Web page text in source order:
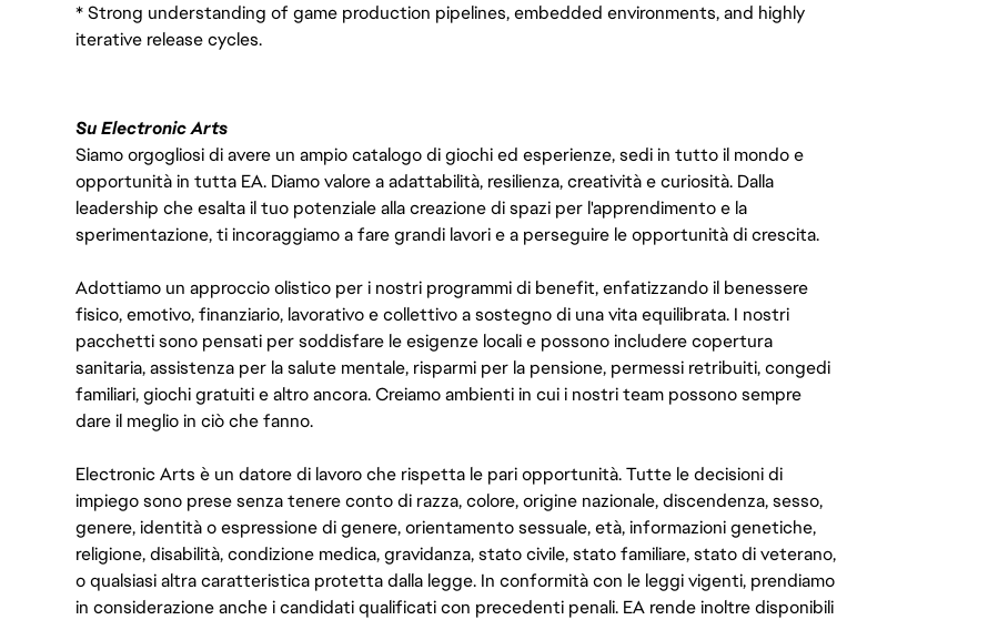
* Strong understanding of game production pipelines, embedded environments, and highly
iterative release cycles.
Su Electronic Arts
Siamo orgogliosi di avere un ampio catalogo di giochi ed esperienze, sedi in tutto il mondo e
opportunità in tutta EA. Diamo valore a adattabilità, resilienza, creatività e curiosità. Dalla
leadership che esalta il tuo potenziale alla creazione di spazi per l'apprendimento e la
sperimentazione, ti incoraggiamo a fare grandi lavori e a perseguire le opportunità di crescita.
Adottiamo un approccio olistico per i nostri programmi di benefit, enfatizzando il benessere
fisico, emotivo, finanziario, lavorativo e collettivo a sostegno di una vita equilibrata. I nostri
pacchetti sono pensati per soddisfare le esigenze locali e possono includere copertura
sanitaria, assistenza per la salute mentale, risparmi per la pensione, permessi retribuiti, congedi
familiari, giochi gratuiti e altro ancora. Creiamo ambienti in cui i nostri team possono sempre
dare il meglio in ciò che fanno.
Electronic Arts è un datore di lavoro che rispetta le pari opportunità. Tutte le decisioni di
impiego sono prese senza tenere conto di razza, colore, origine nazionale, discendenza, sesso,
genere, identità o espressione di genere, orientamento sessuale, età, informazioni genetiche,
religione, disabilità, condizione medica, gravidanza, stato civile, stato familiare, stato di veterano,
o qualsiasi altra caratteristica protetta dalla legge. In conformità con le leggi vigenti, prendiamo
in considerazione anche i candidati qualificati con precedenti penali. EA rende inoltre disponibili